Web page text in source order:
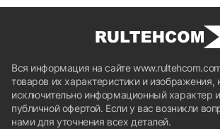
Вся информация на сайте
товаров их характеристики и изображения,
исключительно информационный характер
публичной офертой. Если у вас возникли
нами для уточнения всех деталей.